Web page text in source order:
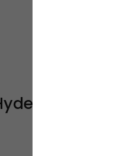
Park